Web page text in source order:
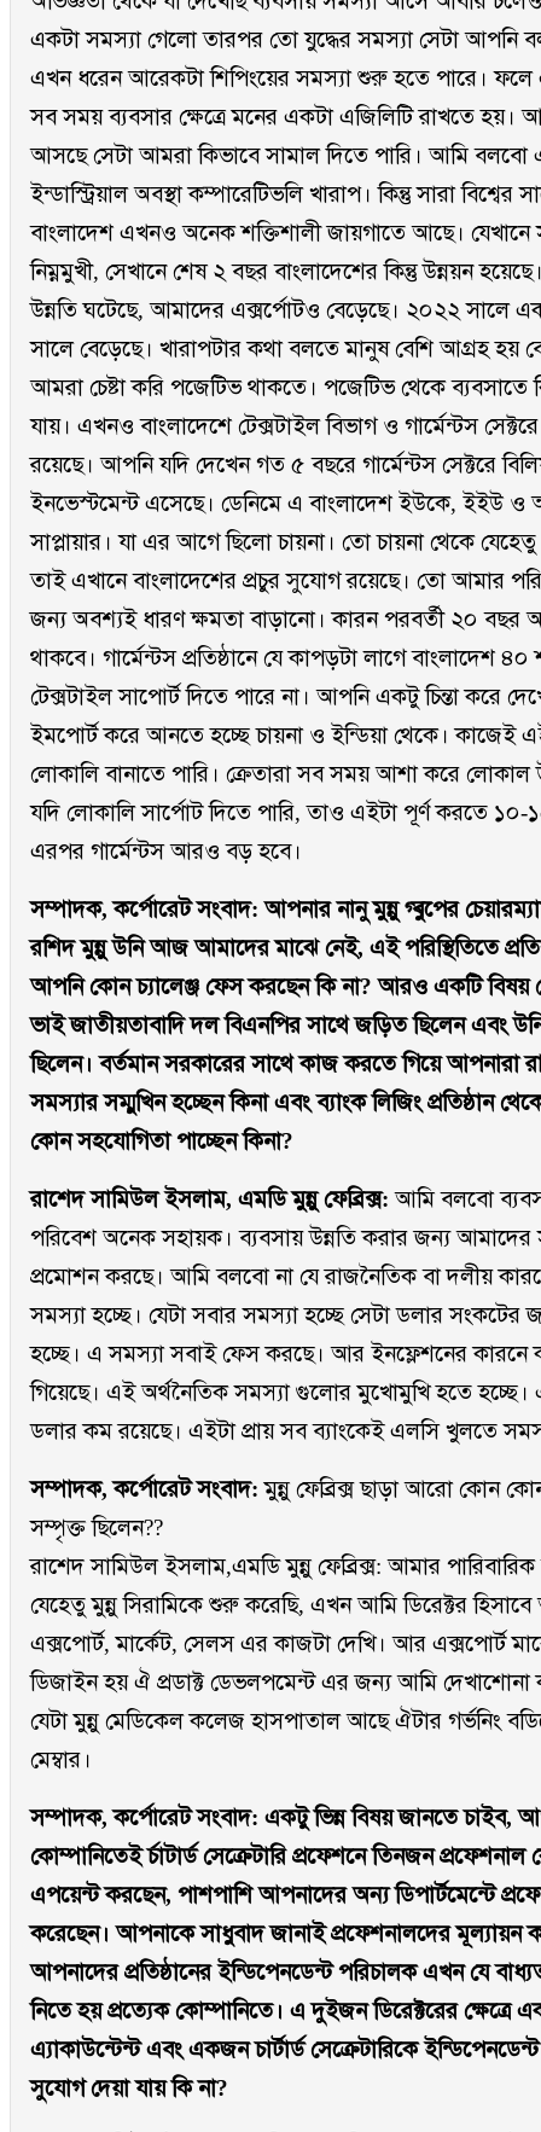
একটা সমস্যা গেলো তারপর তো যুদ্ধের সমস্যা সেটা আপনি
এখন ধরেন আরেকটা শিপিংয়ের সমস্যা শুরু হতে পারে। ফলে
সব সময় ব্যবসার ক্ষেত্রে মনের একটা এজিলিটি রাখতে হয়।
আসছে সেটা আমরা কিভাবে সামাল দিতে পারি। আমি বলবো
ইন্ডাস্ট্রিয়াল অবস্থা কম্পারেটিভলি খারাপ। কিন্তু সারা
বাংলাদেশ এখনও অনেক শক্তিশালী জায়গাতে আছে। যেখানে
নিম্নমুখী, সেখানে শেষ ২ বছর বাংলাদেশের কিন্তু উন্নয়ন
উন্নতি ঘটেছে, আমাদের এক্সর্পোটও বেড়েছে। ২০২২ সালে
সালে বেড়েছে। খারাপটার কথা বলতে মানুষ বেশি আগ্রহ হয়
আমরা চেষ্টা করি পজেটিভ থাকতে। পজেটিভ থেকে ব্যবসাতে
যায়। এখনও বাংলাদেশে টেক্সটাইল বিভাগ ও গার্মেন্টস
রয়েছে। আপনি যদি দেখেন গত ৫ বছরে গার্মেন্টস সেক্টরে
ইনভেস্টমেন্ট এসেছে। ডেনিমে এ বাংলাদেশ ইউকে, ইইউ ও
সাপ্লায়ার। যা এর আগে ছিলো চায়না। তো চায়না থেকে
তাই এখানে বাংলাদেশের প্রচুর সুযোগ রয়েছে। তো আমার
জন্য অবশ্যই ধারণ ক্ষমতা বাড়ানো। কারন পরবর্তী ২০ বছর
থাকবে। গার্মেন্টস প্রতিষ্ঠানে যে কাপড়টা লাগে বাংলাদেশ
টেক্সটাইল সাপোর্ট দিতে পারে না। আপনি একটু চিন্তা করে
ইমপোর্ট করে আনতে হচ্ছে চায়না ও ইন্ডিয়া থেকে। কাজেই
লোকালি বানাতে পারি। ক্রেতারা সব সময় আশা করে
যদি লোকালি সার্পোট দিতে পারি, তাও এইটা পূর্ণ করতে ১০-
এরপর গার্মেন্টস আরও বড় হবে।
সম্পাদক, কর্পোরেট সংবাদ: আপনার নানু মুন্নু গ্ৰুপের
রশিদ মুন্নু উনি আজ আমাদের মাঝে নেই, এই পরিস্থিতিতে
আপনি কোন চ্যালেঞ্জ ফেস করছেন কি না? আরও একটি বিষয়
ভাই জাতীয়তাবাদি দল বিএনপির সাথে জড়িত ছিলেন এবং
ছিলেন। বর্তমান সরকারের সাথে কাজ করতে গিয়ে আপনারা
সমস্যার সম্মুখিন হচ্ছেন কিনা এবং ব্যাংক লিজিং প্রতিষ্ঠান
কোন সহযোগিতা পাচ্ছেন কিনা?
রাশেদ সামিউল ইসলাম, এমডি মুন্নু ফেব্রিক্স: আমি বলবো
পরিবেশ অনেক সহায়ক। ব্যবসায় উন্নতি করার জন্য
প্রমোশন করছে। আমি বলবো না যে রাজনৈতিক বা দলীয়
সমস্যা হচ্ছে। যেটা সবার সমস্যা হচ্ছে সেটা ডলার সংকটের
হচ্ছে। এ সমস্যা সবাই ফেস করছে। আর ইনফ্লেশনের কারনে
গিয়েছে। এই অর্থনৈতিক সমস্যা গুলোর মুখোমুখি হতে হচ্ছে।
ডলার কম রয়েছে। এইটা প্রায় সব ব্যাংকেই এলসি খুলতে
সম্পাদক, কর্পোরেট সংবাদ: মুন্নু ফেব্রিক্স ছাড়া আরো কোন কোন
সম্পৃক্ত ছিলেন??
রাশেদ সামিউল ইসলাম,এমডি মুন্নু ফেব্রিক্স: আমার
যেহেতু মুন্নু সিরামিকে শুরু করেছি, এখন আমি ডিরেক্টর
এক্সপোর্ট, মার্কেট, সেলস এর কাজটা দেখি। আর এক্সপোর্ট
ডিজাইন হয় ঐ প্রডাক্ট ডেভলপমেন্ট এর জন্য আমি
যেটা মুন্নু মেডিকেল কলেজ হাসপাতাল আছে ঐটার গর্ভনিং
মেম্বার।
সম্পাদক, কর্পোরেট সংবাদ: একটু ভিন্ন বিষয় জানতে চাইব,
কোম্পানিতেই র্চাটার্ড সেক্রেটারি প্রফেশনে তিনজন প্রফেশনাল
এপয়েন্ট করছেন, পাশপাশি আপনাদের অন্য ডিপার্টমেন্টে
করেছেন। আপনাকে সাধুবাদ জানাই প্রফেশনালদের মূল্যায়ন
আপনাদের প্রতিষ্ঠানের ইন্ডিপেনডেন্ট পরিচালক এখন যে
নিতে হয় প্রত্যেক কোম্পানিতে। এ দুইজন ডিরেক্টরের ক্ষেত্রে
এ্যাকাউন্টেন্ট এবং একজন চার্টার্ড সেক্রেটারিকে
সুযোগ দেয়া যায় কি না?